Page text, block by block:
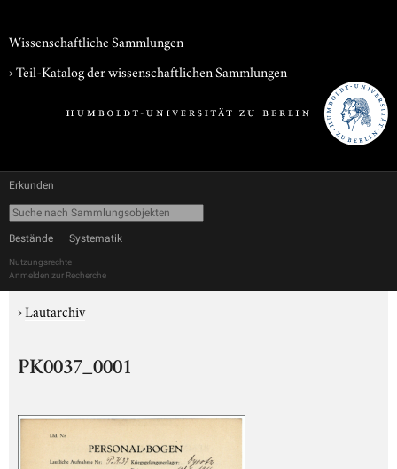
Wissenschaftliche Sammlungen
› Teil-Katalog der wissenschaftlichen Sammlungen
Erkunden
Bestände Systematik
Nutzungsrechte
Anmelden zur Recherche
›Lautarchiv
PK0037_0001